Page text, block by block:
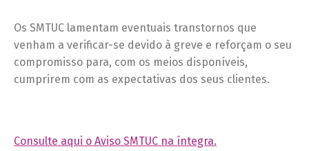
Os SMTUC lamentam eventuais transtornos que
venham a verificar-se devido à greve e reforçam o seu
compromisso para, com os meios disponíveis,
cumprirem com as expectativas dos seus clientes.
Consulte aqui o Aviso SMTUC na íntegra.